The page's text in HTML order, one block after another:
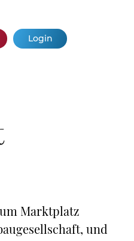
Login
Marktplatz
und